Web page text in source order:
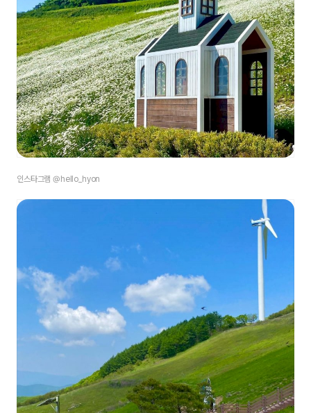
인스타그램 @hello_hyon